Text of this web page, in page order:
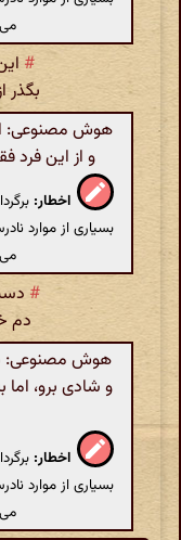
#
بگذر
هوش مصنوعی:
و از این فرد
اخطار:
بسیاری از موارد
#
دم
هوش مصنوعی:
و شادی برو،
اخطار:
بسیاری از موارد